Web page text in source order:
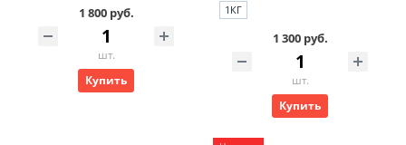
1 800 руб.
шт.
Купить
1КГ
1 300 руб.
шт.
Купить